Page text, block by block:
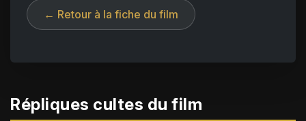
← Retour à la fiche du film
Répliques cultes du film